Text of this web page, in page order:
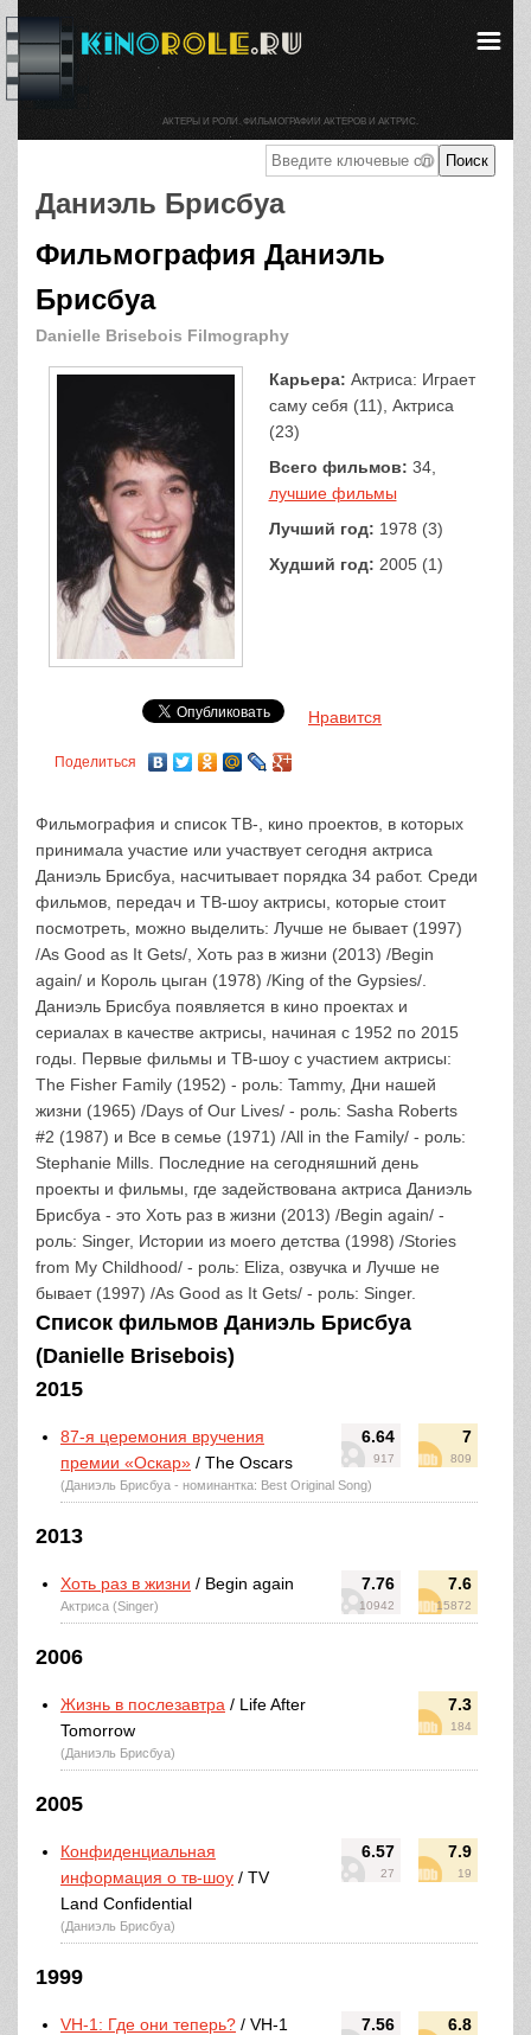
Даниэль Брисбуа
Фильмография Даниэль
Брисбуа
Danielle Brisebois Filmography
Карьера: Актриса: Играет
саму себя (11), Актриса
(23)
Всего фильмов: 34,
лучшие фильмы
Лучший год: 1978 (3)
Худший год: 2005 (1)
Нравится
Поделиться
Фильмография и список ТВ-, кино проектов, в которых
принимала участие или участвует сегодня актриса
Даниэль Брисбуа, насчитывает порядка 34 работ. Среди
фильмов, передач и ТВ-шоу актрисы, которые стоит
посмотреть, можно выделить: Лучше не бывает (1997)
/As Good as It Gets/, Хоть раз в жизни (2013) /Begin
again/ и Король цыган (1978) /King of the Gypsies/.
Даниэль Брисбуа появляется в кино проектах и
сериалах в качестве актрисы, начиная с 1952 по 2015
годы. Первые фильмы и ТВ-шоу с участием актрисы:
The Fisher Family (1952) - роль: Tammy, Дни нашей
жизни (1965) /Days of Our Lives/ - роль: Sasha Roberts
#2 (1987) и Все в семье (1971) /All in the Family/ - роль:
Stephanie Mills. Последние на сегодняшний день
проекты и фильмы, где задействована актриса Даниэль
Брисбуа - это Хоть раз в жизни (2013) /Begin again/ -
роль: Singer, Истории из моего детства (1998) /Stories
from My Childhood/ - роль: Eliza, озвучка и Лучше не
бывает (1997) /As Good as It Gets/ - роль: Singer.
Список фильмов Даниэль Брисбуа
(Danielle Brisebois)
2015
6.64
917
7
809
87-я церемония вручения
премии «Оскар» / The Oscars
(Даниэль Брисбуа - номинантка: Best Original Song)
2013
7.76
10942
7.6
15872
Хоть раз в жизни / Begin again
Актриса (Singer)
2006
7.3
184
Жизнь в послезавтра / Life After
Tomorrow
(Даниэль Брисбуа)
2005
6.57
27
7.9
19
Конфиденциальная
информация о тв-шоу / TV
Land Confidential
(Даниэль Брисбуа)
1999
7.56 6.8
VH-1: Где они теперь? / VH-1
АКТЕРЫ И РОЛИ. ФИЛЬМОГРАФИИ АКТЕРОВ И АКТРИС.